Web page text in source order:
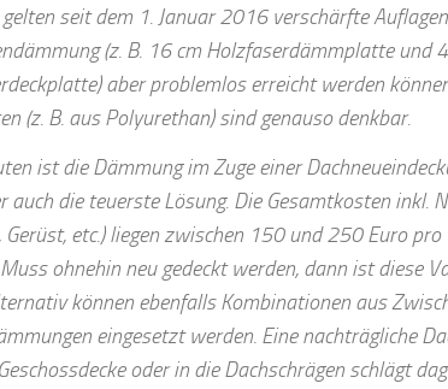
seit dem 1. Januar 2016 verschärfte
(z. B. 16 cm Holzfaserdämmplatte und
aber problemlos erreicht werden
(z. B. aus Polyurethan) sind genauso denkbar.
ist die Dämmung im Zuge einer
auch die teuerste Lösung. Die Gesamtkosten inkl.
Gerüst, etc.) liegen zwischen 150 und 250 Euro pro
ohnehin neu gedeckt werden, dann ist diese
können ebenfalls Kombinationen aus
eingesetzt werden. Eine nachträgliche
oder in die Dachschrägen schlägt